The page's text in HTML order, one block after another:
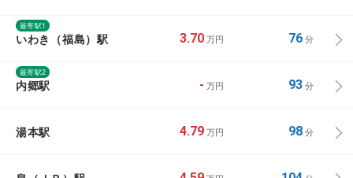
最寄駅1
いわき（福島）駅 3.70 万円 76分
最寄駅2
内郷駅 - 万円 93分
湯本駅 4.79 万円 98分